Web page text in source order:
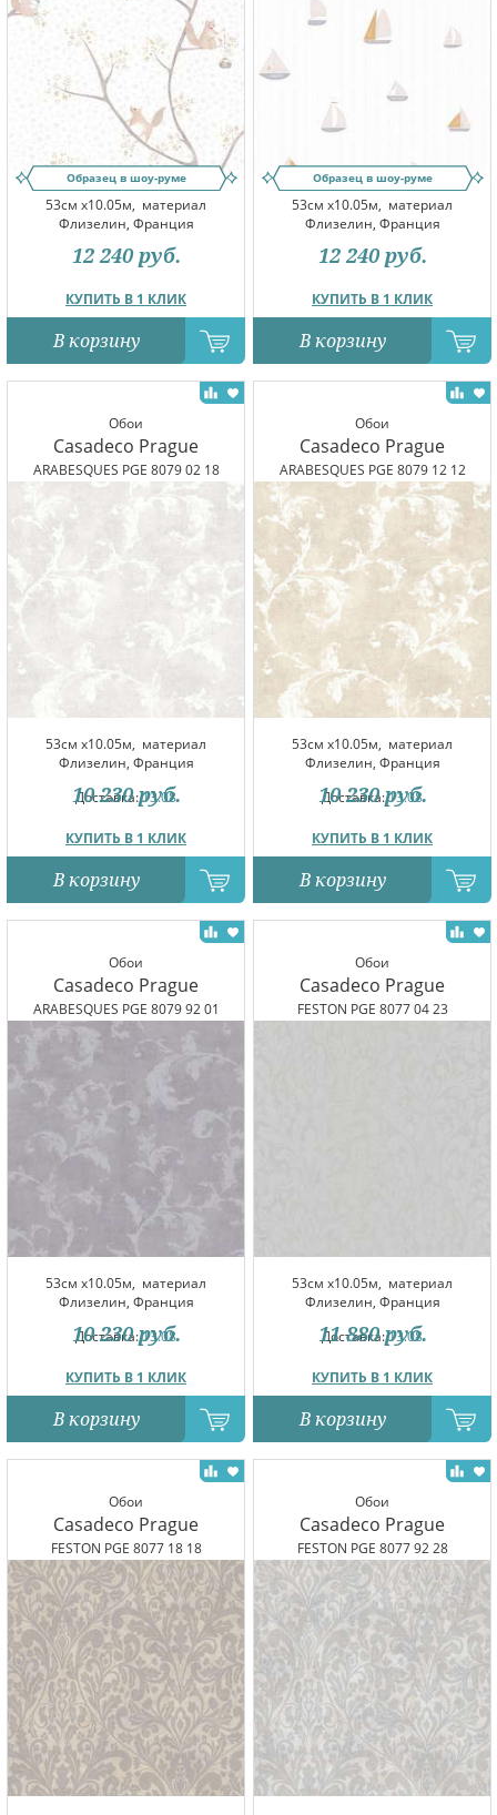
Образец в шоу-руме
53см x10.05м, материал
Флизелин, Франция
КУПИТЬ В 1 КЛИК
12 240 руб.
В корзину
Образец в шоу-руме
53см x10.05м, материал
Флизелин, Франция
КУПИТЬ В 1 КЛИК
12 240 руб.
В корзину
Обои
Casadeco Prague
ARABESQUES PGE 8079 02 18
53см x10.05м, материал
Флизелин, Франция
Доставка:13.08
КУПИТЬ В 1 КЛИК
10 230 руб.
В корзину
Обои
Casadeco Prague
ARABESQUES PGE 8079 12 12
53см x10.05м, материал
Флизелин, Франция
Доставка:13.08
КУПИТЬ В 1 КЛИК
10 230 руб.
В корзину
Обои
Casadeco Prague
ARABESQUES PGE 8079 92 01
53см x10.05м, материал
Флизелин, Франция
Доставка:13.08
КУПИТЬ В 1 КЛИК
10 230 руб.
В корзину
Обои
Casadeco Prague
FESTON PGE 8077 04 23
53см x10.05м, материал
Флизелин, Франция
Доставка:13.08
КУПИТЬ В 1 КЛИК
11 880 руб.
В корзину
Обои
Casadeco Prague
FESTON PGE 8077 18 18
Обои
Casadeco Prague
FESTON PGE 8077 92 28